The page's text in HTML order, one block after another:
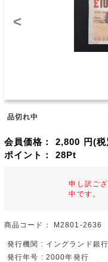
<
品切れ中
会員価格： 2,800 円(
ポイント： 28Pt
申し訳ご
中です。
商品コード： M2801-2636
発行機関 : イングランド銀
発行年号 : 2000年発行